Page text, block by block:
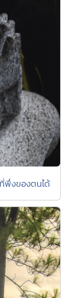
พึ่งของตนได้